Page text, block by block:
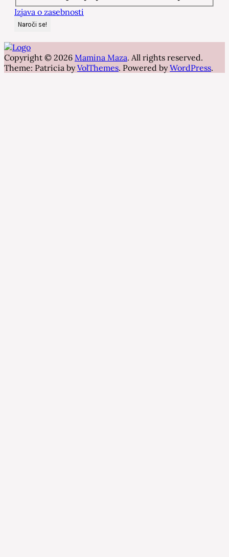
Izjava o zasebnosti
Copyright © 2026 Mamina Maza. All rights reserved.
Theme: Patricia byVolThemes. Powered byWordPress.